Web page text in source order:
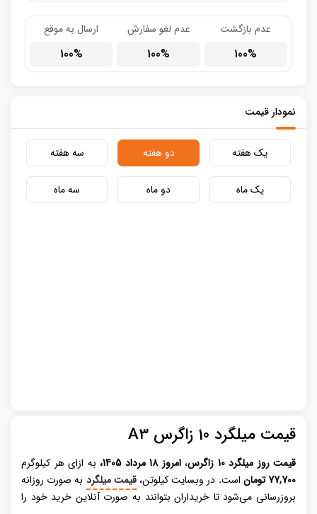
عدم بازگشت
100
عدم لغو سفارش
100
ارسال به موقع
100
نمودار قیمت
یک هفته دو هفته سه هفته
یک ماه دو ماه سه ماه
قیمت میلگرد 10 زاگرس A3
قیمت روز میلگرد 10 زاگرس ،امروز 18 مرداد 1405،
به ازای هر کیلوگرم
77,700 تومان
است. در وبسایت کیلوتن،قیمت میلگرد به صورت روزانه
بروزرسانی می‌شود تا خریداران بتوانند به صورت آنلاین خرید خود را